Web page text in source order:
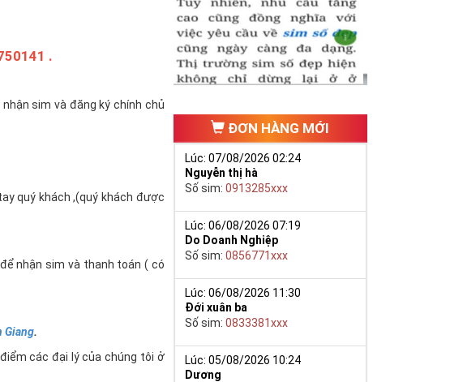
.
sim và đăng ký chính chủ
quý khách ,(quý khách được
nhận sim và thanh toán ( có
Giang.
các đại lý của chúng tôi ở
ĐƠN HÀNG MỚI
Lúc: 07/08/2026 02:24
Nguyễn thị hà
Số sim:0913285xxx
Lúc: 06/08/2026 07:19
Do Doanh Nghiệp
Số sim:0856771xxx
Lúc: 06/08/2026 11:30
Đới xuân ba
Số sim:0833381xxx
Lúc: 05/08/2026 10:24
Dương